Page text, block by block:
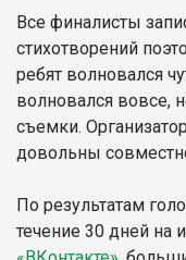
Все финалисты
стихотворений
ребят волновался
волновался вовсе,
съемки.
довольны
По результатам
течение 30 дней на